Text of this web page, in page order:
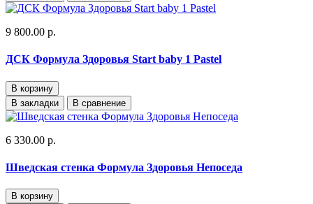
9 800.00 р.
ДСК Формула Здоровья Start baby 1 Pastel
В корзину
В закладки
В сравнение
6 330.00 р.
Шведская стенка Формула Здоровья Непоседа
В корзину